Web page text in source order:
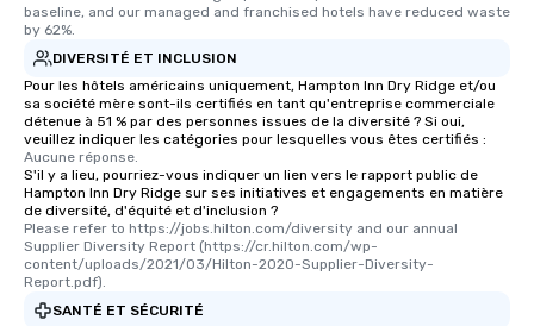
baseline, and our managed and franchised hotels have reduced waste
by 62%.
DIVERSITÉ ET INCLUSION
Pour les hôtels américains uniquement, Hampton Inn Dry Ridge et/ou
sa société mère sont-ils certifiés en tant qu'entreprise commerciale
détenue à 51 % par des personnes issues de la diversité ? Si oui,
veuillez indiquer les catégories pour lesquelles vous êtes certifiés :
Aucune réponse.
S'il y a lieu, pourriez-vous indiquer un lien vers le rapport public de
Hampton Inn Dry Ridge sur ses initiatives et engagements en matière
de diversité, d'équité et d'inclusion ?
Please refer to https://jobs.hilton.com/diversity and our annual
Supplier Diversity Report (https://cr.hilton.com/wp-
content/uploads/2021/03/Hilton-2020-Supplier-Diversity-
Report.pdf).
SANTÉ ET SÉCURITÉ